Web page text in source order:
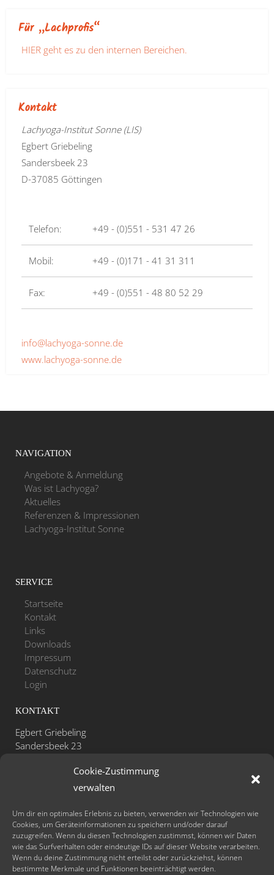
Cookie-Zustimmung
verwalten
Um dir ein optimales Erlebnis zu bieten, verwenden wir Technologien wie
Cookies, um Geräteinformationen zu speichern und/oder darauf
zuzugreifen. Wenn du diesen Technologien zustimmst, können wir Daten
wie das Surfverhalten oder eindeutige IDs auf dieser Website verarbeiten.
Wenn du deine Zustimmung nicht erteilst oder zurückziehst, können
bestimmte Merkmale und Funktionen beeinträchtigt werden.
Für „Lachprofis“
HIER geht es zu den internen Bereichen.
Kontakt
Lachyoga-Institut Sonne (LIS)
Egbert Griebeling
Sandersbeek 23
D-37085 Göttingen
Telefon: +49 - (0)551 - 531 47 26
Mobil: +49 - (0)171 - 41 31 311
Fax: +49 - (0)551 - 48 80 52 29
info@lachyoga-sonne.de
www.lachyoga-sonne.de
NAVIGATION
Angebote & Anmeldung
Was ist Lachyoga?
Aktuelles
Referenzen & Impressionen
Lachyoga-Institut Sonne
SERVICE
Startseite
Kontakt
Links
Downloads
Impressum
Datenschutz
Login
KONTAKT
Egbert Griebeling
Sandersbeek 23
Telefon: +49 - (0)551 - 531 47 26
Fax: +49 - (0)551 - 48 80 52 29
info@lachyoga-sonne.de
www.lachyoga-sonne.de